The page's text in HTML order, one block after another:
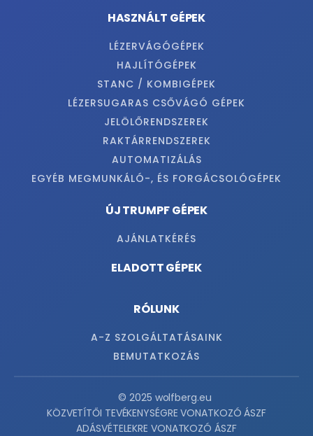
HASZNÁLT GÉPEK
LÉZERVÁGÓGÉPEK
HAJLÍTÓGÉPEK
STANC / KOMBIGÉPEK
LÉZERSUGARAS CSŐVÁGÓ GÉPEK
JELÖLŐRENDSZEREK
RAKTÁRRENDSZEREK
AUTOMATIZÁLÁS
EGYÉB MEGMUNKÁLÓ-, ÉS FORGÁCSOLÓGÉPEK
ÚJ TRUMPF GÉPEK
AJÁNLATKÉRÉS
ELADOTT GÉPEK
RÓLUNK
A-Z SZOLGÁLTATÁSAINK
BEMUTATKOZÁS
© 2025 wolfberg.eu
KÖZVETÍTŐI TEVÉKENYSÉGRE VONATKOZÓ ÁSZF
ADÁSVÉTELEKRE VONATKOZÓ ÁSZF